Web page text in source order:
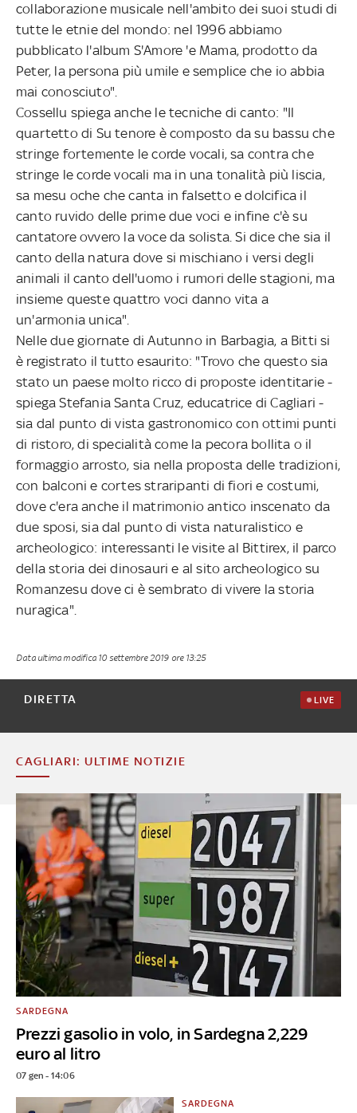
collaborazione musicale nell'ambito dei suoi studi di
tutte le etnie del mondo: nel 1996 abbiamo
pubblicato l'album S'Amore 'e Mama, prodotto da
Peter, la persona più umile e semplice che io abbia
mai conosciuto".
Cossellu spiega anche le tecniche di canto: "Il
quartetto di Su tenore è composto da su bassu che
stringe fortemente le corde vocali, sa contra che
stringe le corde vocali ma in una tonalità più liscia,
sa mesu oche che canta in falsetto e dolcifica il
canto ruvido delle prime due voci e infine c'è su
cantatore ovvero la voce da solista. Si dice che sia il
canto della natura dove si mischiano i versi degli
animali il canto dell'uomo i rumori delle stagioni, ma
insieme queste quattro voci danno vita a
un'armonia unica".
Nelle due giornate di Autunno in Barbagia, a Bitti si
è registrato il tutto esaurito: "Trovo che questo sia
stato un paese molto ricco di proposte identitarie -
spiega Stefania Santa Cruz, educatrice di Cagliari -
sia dal punto di vista gastronomico con ottimi punti
di ristoro, di specialità come la pecora bollita o il
formaggio arrosto, sia nella proposta delle tradizioni,
con balconi e cortes straripanti di fiori e costumi,
dove c'era anche il matrimonio antico inscenato da
due sposi, sia dal punto di vista naturalistico e
archeologico: interessanti le visite al Bittirex, il parco
della storia dei dinosauri e al sito archeologico su
Romanzesu dove ci è sembrato di vivere la storia
nuragica".
Data ultima modifica 10 settembre 2019 ore 13:25
DIRETTA LIVE
CAGLIARI: ULTIME NOTIZIE
Prezzi gasolio in volo, in Sardegna 2,229
euro al litro
SARDEGNA
07 gen - 14:06
SARDEGNA